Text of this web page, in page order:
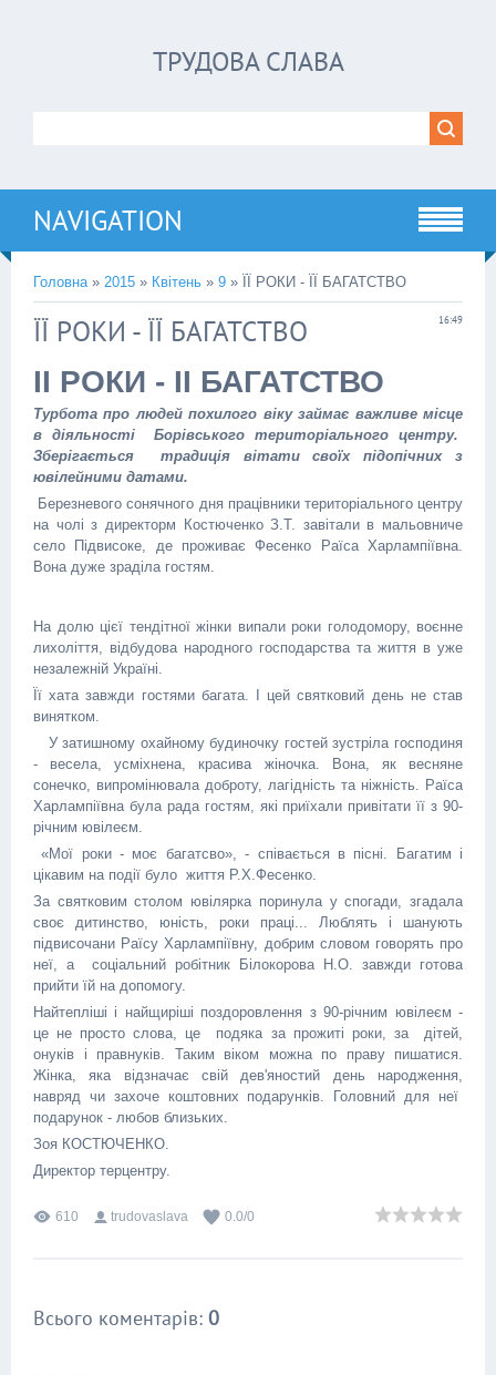
ТРУДОВА СЛАВА
NAVIGATION
Головна» 2015 » Квітень » 9 » ЇЇ РОКИ - ЇЇ БАГАТСТВО
16:49
ЇЇ РОКИ - ЇЇ БАГАТСТВО
ЇЇ РОКИ - ЇЇ БАГАТСТВО
Турбота про людей похилого віку займає важливе місце
в діяльності Борівського територіального центру.
Зберігається традиція вітати своїх підопічних з
ювілейними датами.
Березневого сонячного дня працівники територіального центру
на чолі з директорм Костюченко З.Т. завітали в мальовниче
село Підвисоке, де проживає Фесенко Раїса Харлампіївна.
Вона дуже зраділа гостям.
На долю цієї тендітної жінки випали роки голодомору, воєнне
лихоліття, відбудова народного господарства та життя в уже
незалежній Україні.
Її хата завжди гостями багата. І цей святковий день не став
винятком.
У затишному охайному будиночку гостей зустріла господиня
- весела, усміхнена, красива жіночка. Вона, як весняне
сонечко, випромінювала доброту, лагідність та ніжність. Раїса
Харлампіївна була рада гостям, які приїхали привітати її з 90-
річним ювілеєм.
«Мої роки - моє багатсво», - співається в пісні. Багатим і
цікавим на події було життя Р.Х.Фесенко.
За святковим столом ювілярка поринула у спогади, згадала
своє дитинство, юність, роки праці... Люблять і шанують
підвисочани Раїсу Харлампіївну, добрим словом говорять про
неї, а соціальний робітник Білокорова Н.О. завжди готова
прийти їй на допомогу.
Найтепліші і найщиріші поздоровлення з 90-річним ювілеєм -
це не просто слова, це подяка за прожиті роки, за дітей,
онуків і правнуків. Таким віком можна по праву пишатися.
Жінка, яка відзначає свій дев'яностий день народження,
навряд чи захоче коштовних подарунків. Головний для неї
подарунок - любов близьких.
Зоя КОСТЮЧЕНКО.
Директор терцентру.
610 trudovaslava 0.0/0
Всього коментарів: 0